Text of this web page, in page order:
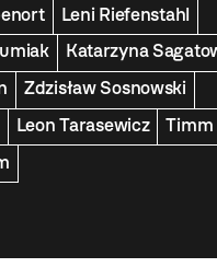
Leni Riefenstahl
Katarzyna
Zdzisław Sosnowski
Leon Tarasewicz
Timm